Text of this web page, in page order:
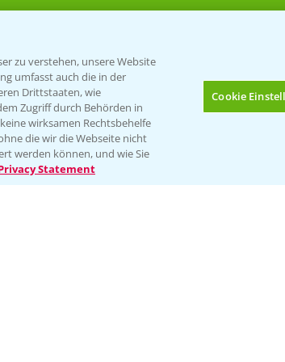
zu 4 Produkte vergleichen:
Folgen Sie uns
zu verstehen, unsere Website
umfasst auch die in der
Drittstaaten, wie
Zugriff durch Behörden in
wirksamen Rechtsbehelfe
die wir die Webseite nicht
werden können, und wie Sie
Statement
Cookie